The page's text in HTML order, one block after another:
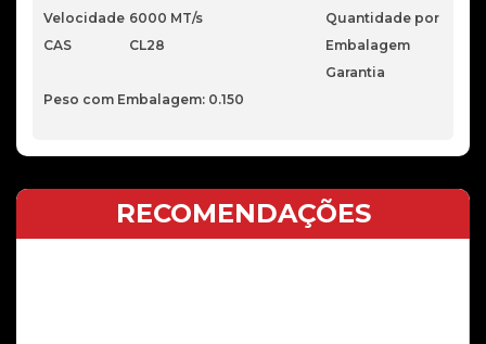
Velocidade 6000 MT/s
CAS
CL28
Quantidade por
Embalagem
Garantia
Peso com Embalagem: 0.150
RECOMENDAÇÕES